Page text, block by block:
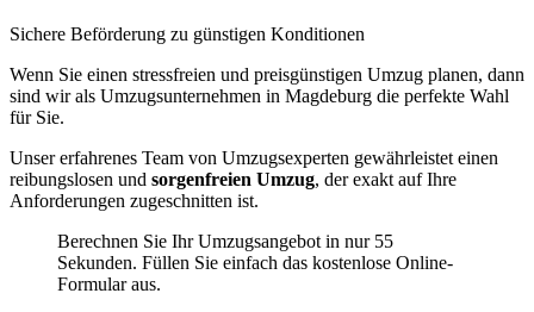
Sichere Beförderung zu günstigen Konditionen
Wenn Sie einen stressfreien und preisgünstigen Umzug planen, dann
sind wir als Umzugsunternehmen in Magdeburg die perfekte Wahl
für Sie.
Unser erfahrenes Team von Umzugsexperten gewährleistet einen
reibungslosen und sorgenfreien Umzug, der exakt auf Ihre
Anforderungen zugeschnitten ist.
Berechnen Sie Ihr Umzugsangebot in nur 55
Sekunden. Füllen Sie einfach das kostenlose Online-
Formular aus.